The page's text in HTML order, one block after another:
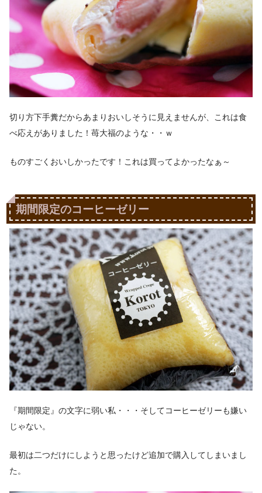
切り方下手糞だからあまりおいしそうに見えませんが、これは食
べ応えがありました！苺大福のような・・ｗ
ものすごくおいしかったです！これは買ってよかったなぁ～
期間限定のコーヒーゼリー
『期間限定』の文字に弱い私・・・そしてコーヒーゼリーも嫌い
じゃない。
最初は二つだけにしようと思ったけど追加で購入してしまいまし
た。